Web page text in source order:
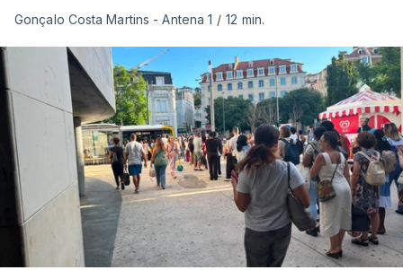
de energia em vários países.
De acordo com o Serviço de Mudanças Climáticas
Copernicus, implementado pelo Centro Europeu de
Previsões Meteorológicas de Médio Prazo,julho
também registou a maior temperatura da
superfície do marde sempre, neste mês, nos
oceanos extrapolares.
Aliás, em toda a Europa os recordes ao longo do
Atlântico e do Mediterrâneo ocidental foram
Gonçalo Costa Martins - Antena 1 / 12 min.